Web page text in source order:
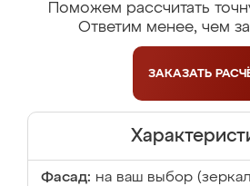
Поможем рассчитать
Ответим менее, чем
ЗАКАЗАТЬ
Фасад: на ваш выбор